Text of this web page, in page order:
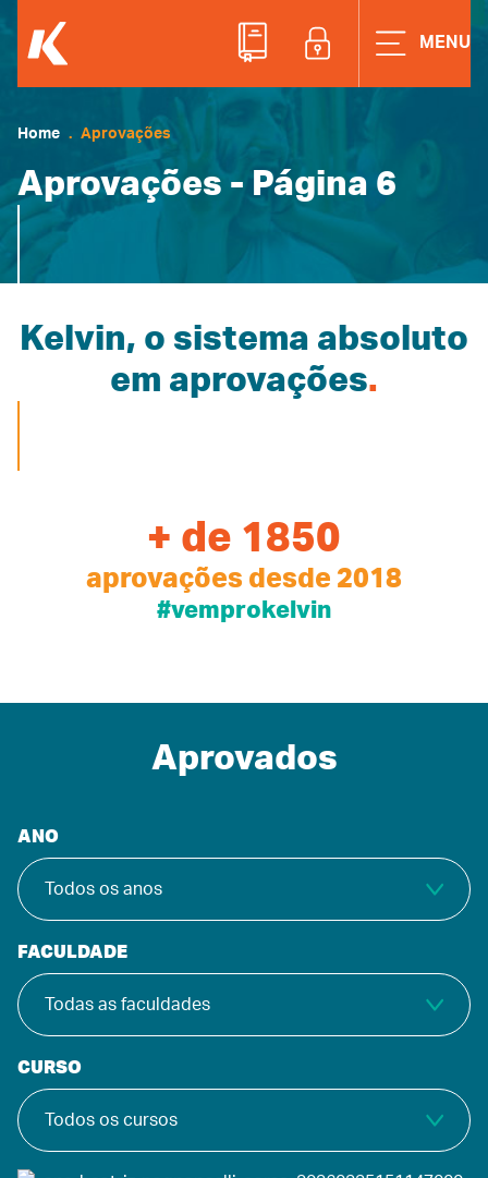
ACESSE AMENU
Home Aprovações
Aprovações - Página 6
Kelvin, o sistema absoluto
em aprovações.
+ de 1850
aprovações desde 2018
#vemprokelvin
Aprovados
ANO
FACULDADE
CURSO